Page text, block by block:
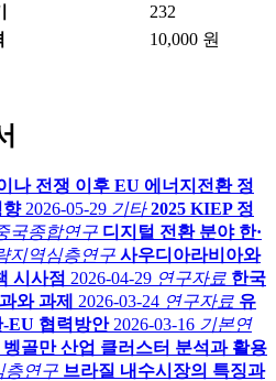
232
10,000 원
나 전쟁 이후 EU 에너지전환 정
향 2026-05-29 기타 2025 KIEP 정
국종합연구 디지털 전환 분야 한·
지역심층연구 사우디아라비아와
시사점 2026-04-29 연구자료 한국
와 과제
2026-03-24 연구자료 유
EU 협력방안 2026-03-16 기본연
골만 산업 클러스터 분석과 활용
층연구 브라질 내수시장의 특징과